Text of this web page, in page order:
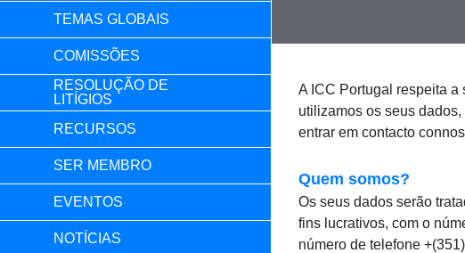
TEMAS GLOBAIS
COMISSÕES
RESOLUÇÃO DE
LITÍGIOS
RECURSOS
SER MEMBRO
EVENTOS
NOTÍCIAS
A ICC Portugal respeita
utilizamos os seus
entrar em contacto
Quem somos?
Os seus dados serão
fins lucrativos, com o
número de telefone